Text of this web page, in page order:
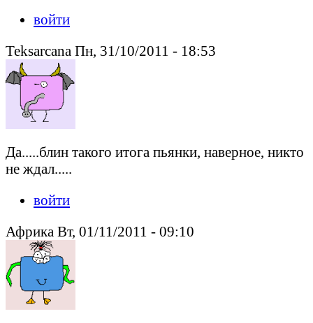
войти
Teksarcana Пн, 31/10/2011 - 18:53
Да.....блин такого итога пьянки, наверное, никто
не ждал.....
войти
Африка Вт, 01/11/2011 - 09:10